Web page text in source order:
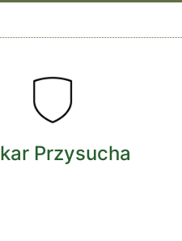
Przysucha